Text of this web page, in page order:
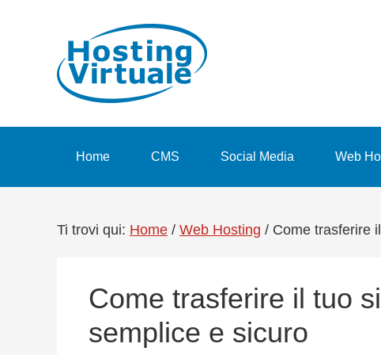
navigazione
contenuto
principale
Home CMS Social Media Web
Ti trovi qui: Home / Web Hosting / Come trasferire
Come trasferire il tuo
semplice e sicuro